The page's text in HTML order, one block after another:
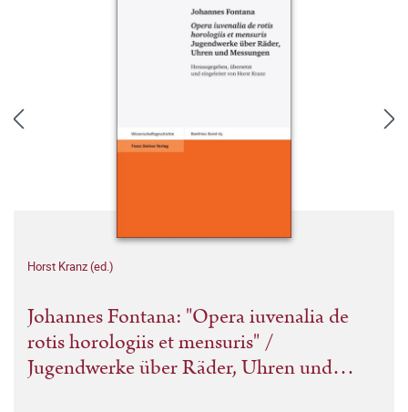
Horst Kranz (ed.)
Johannes Fontana: "Opera iuvenalia de
rotis horologiis et mensuris" /
Jugendwerke über Räder, Uhren und